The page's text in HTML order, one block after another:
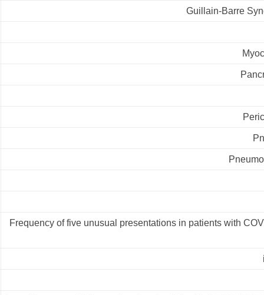
Guillain-Barre
Frequency of five unusual presentations in patients with